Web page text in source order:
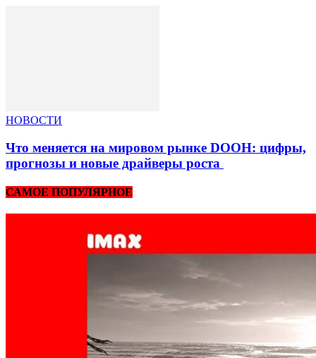
НОВОСТИ
Что меняется на мировом рынке DOOH: цифры,
прогнозы и новые драйверы роста
САМОЕ ПОПУЛЯРНОЕ